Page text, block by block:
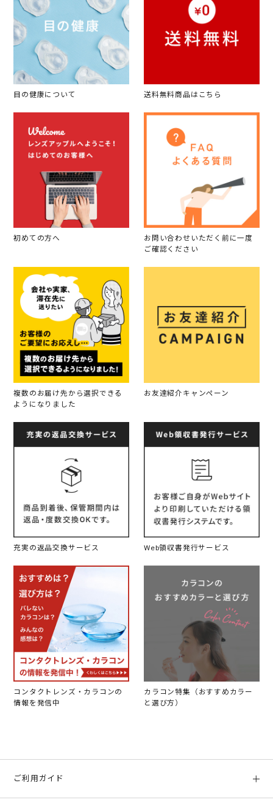
目の健康について 送料無料商品はこちら
初めての方へ
お問い合わせいただく前に一度
ご確認ください
複数のお届け先から選択できる
ようになりました
お友達紹介キャンペーン
充実の返品交換サービス Web領収書発行サービス
コンタクトレンズ・カラコンの
情報を発信中
カラコン特集（おすすめカラー
と選び方）
ご利用ガイド